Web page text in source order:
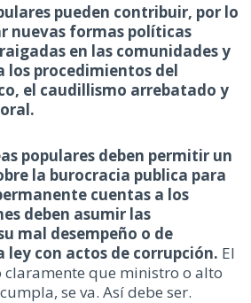
pueden contribuir, por lo
nuevas formas políticas
en las comunidades y
los procedimientos del
el caudillismo arrebatado y
populares deben permitir un
la burocracia publica para
cuentas a los
deben asumir las
mal desempeño o de
ley con actos de corrupción. El
claramente que ministro o alto
se va. Así debe ser.